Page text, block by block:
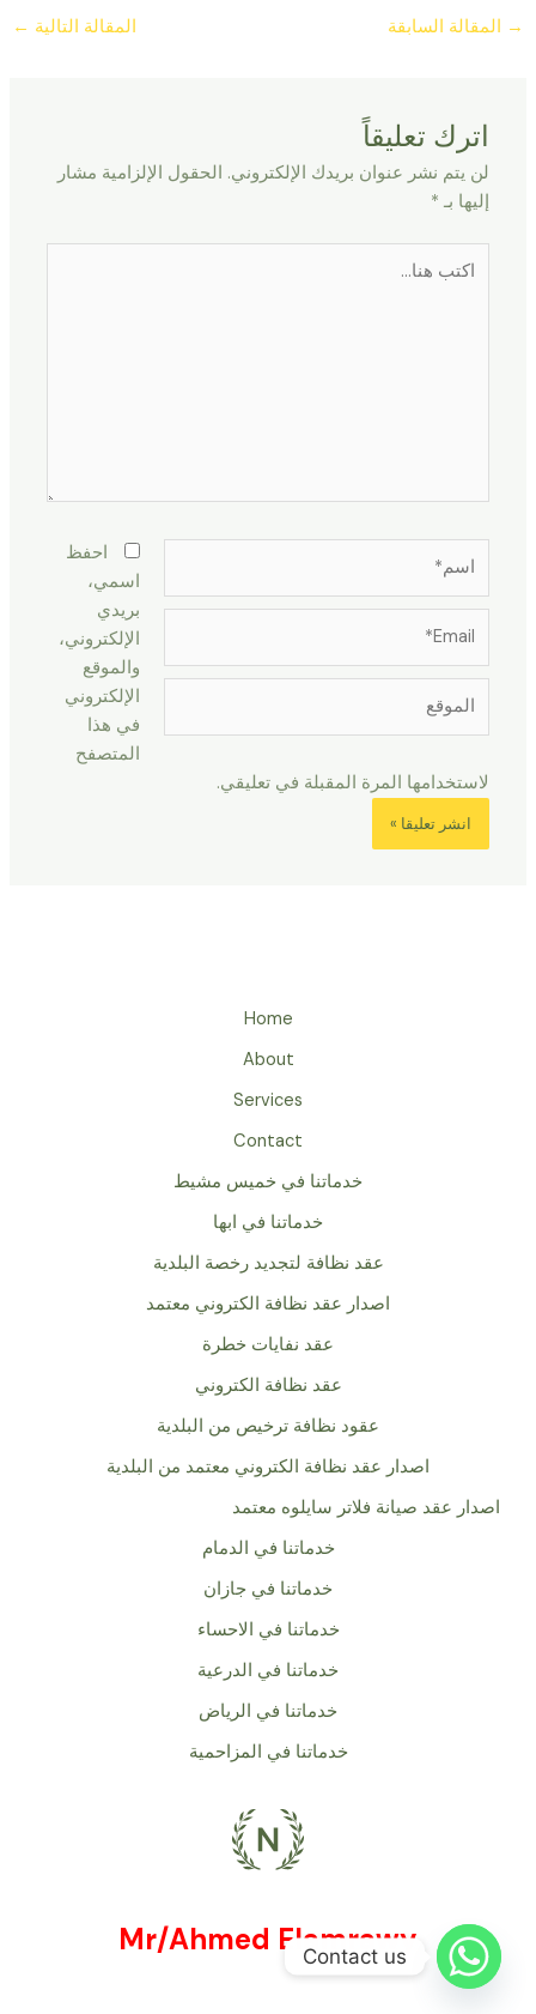
→ المقالة السابقة المقالة التالية ←
اترك تعليقاً
لن يتم نشر عنوان بريدك الإلكتروني. الحقول الإلزامية مشار
إليها بـ *
هنا...
احفظ
اسمي،
بريدي
الإلكتروني،
والموقع
الإلكتروني
في هذا
المتصفح
لاستخدامها المرة المقبلة في تعليقي.
Home
About
Services
Contact
خدماتنا في خميس مشيط
خدماتنا في ابها
عقد نظافة لتجديد رخصة البلدية
اصدار عقد نظافة الكتروني معتمد
عقد نفايات خطرة
عقد نظافة الكتروني
عقود نظافة ترخيص من البلدية
اصدار عقد نظافة الكتروني معتمد من البلدية
اصدار عقد صيانة فلاتر سايلوه معتمد
خدماتنا في الدمام
خدماتنا في جازان
خدماتنا في الاحساء
خدماتنا في الدرعية
خدماتنا في الرياض
خدماتنا في المزاحمية
Mr/Ahmed Elamrawy
Contact us